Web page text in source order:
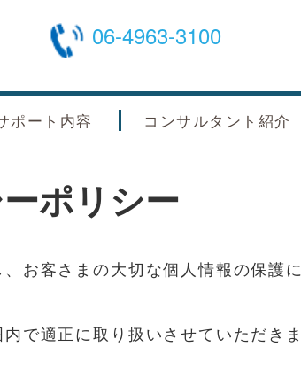
06-4963-3100
ポート内容 コンサルタント紹介
ポリシー
お客さまの大切な個人情報の保護
で適正に取り扱いさせていただきま